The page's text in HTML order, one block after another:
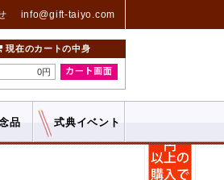
info@gift-taiyo.com
現在のカートの中身
0円
品 式典イベント